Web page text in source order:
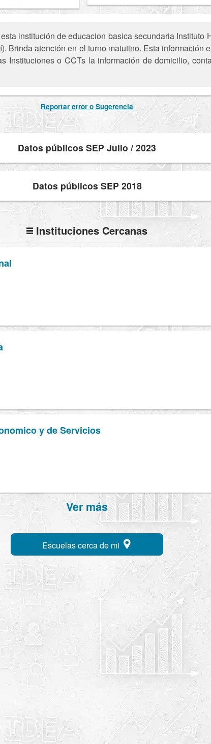
institución de educacion basica secundaria Instituto
Brinda atención en el turno matutino. Esta información
Instituciones o CCTs la información de domicilio,
Reportar error o Sugerencia
Datos públicos SEP Julio / 2023
Datos públicos SEP 2018
Instituciones Cercanas
y de Servicios
Ver más
Escuelas cerca de mi